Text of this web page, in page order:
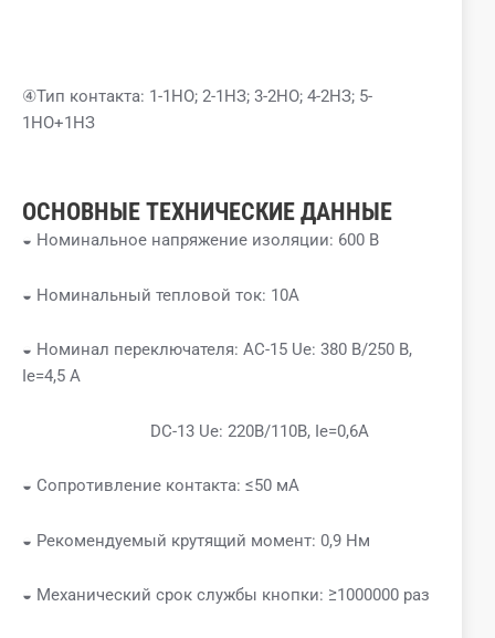
④Тип контакта: 1-1НО; 2-1НЗ; 3-2НО; 4-2НЗ; 5-
1НО+1НЗ
ОСНОВНЫЕ ТЕХНИЧЕСКИЕ ДАННЫЕ
◒ Номинальное напряжение изоляции: 600 В
◒ Номинальный тепловой ток: 10А
◒ Номинал переключателя: AC-15 Ue: 380 В/250 В,
Ie=4,5 А
DC-13 Ue: 220В/110В, Ie=0,6A
◒ Сопротивление контакта: ≤50 мА
◒ Рекомендуемый крутящий момент: 0,9 Нм
◒ Механический срок службы кнопки: ≥1000000 раз